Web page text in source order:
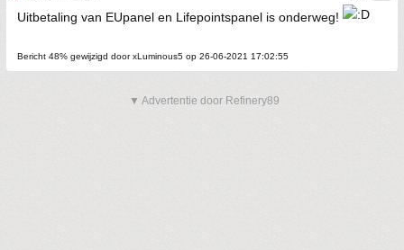
Uitbetaling van EUpanel en Lifepointspanel is onderweg!
Bericht 48% gewijzigd door xLuminous5 op 26-06-2021 17:02:55
▼ Advertentie door Refinery89